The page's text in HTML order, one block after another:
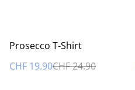
%
Prosecco T-Shirt
CHF 19.90CHF 24.90